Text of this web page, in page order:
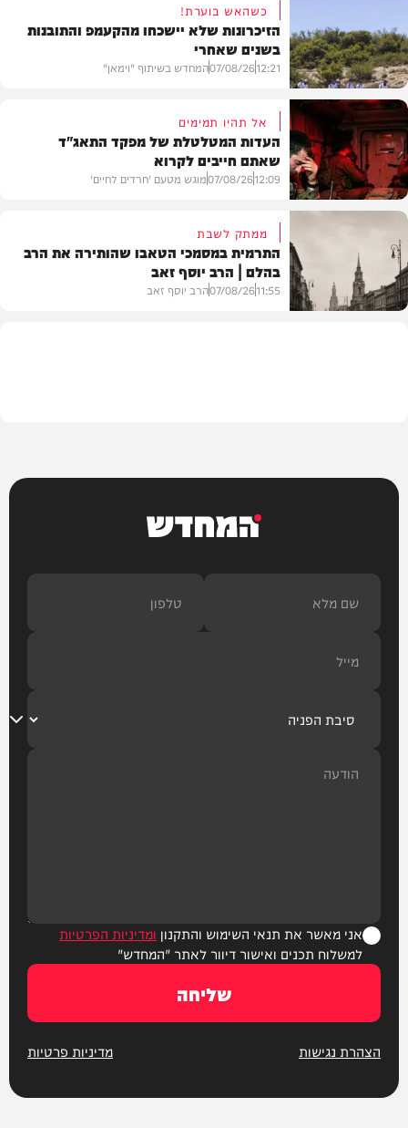
וידאו
כשהאש בוערת!
הזיכרונות שלא יישכחו מהקעמפ והתובנות
בשנים שאחרי
12:21
07/08/26המחדש בשיתוף "וימאן"
דעות
אל תהיו תמימים
העדות המטלטלת של מפקד התאג"ד
שאתם חייבים לקרוא
12:09
07/08/26מוגש מטעם 'חרדים לחיים'
ממתק לשבת
התרמית במסמכי הטאבו שהותירה את הרב
בהלם | הרב יוסף זאב
11:55
07/08/26הרב יוסף זאב
המחדש
אני מאשר את תנאי השימוש והתקנון ומדיניות הפרטיות
למשלוח תכנים ואישור דיוור לאתר "המחדש"
שליחה
הצהרת נגישות מדיניות פרטיות